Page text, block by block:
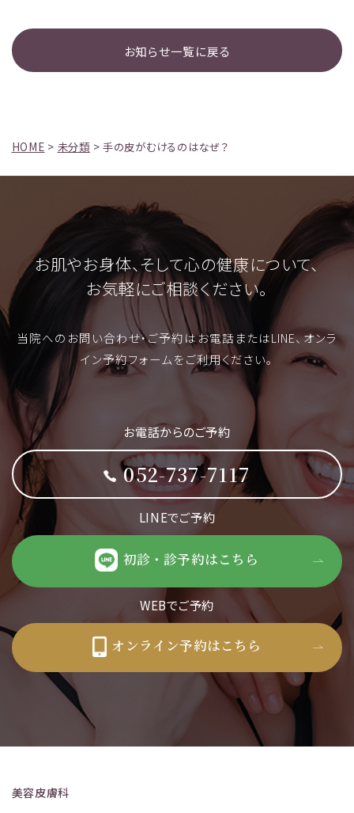
お知らせ一覧に戻る
HOME > 未分類 > 手の皮がむけるのはなぜ？
お肌やお身体、そして心の健康について、
お気軽にご相談ください。
当院へのお問い合わせ・ご予約はお電話またはLINE、オンラ
イン予約フォームをご利用ください。
お電話からのご予約
052-737-7117
LINEでご予約
初診・診予約はこちら
WEBでご予約
オンライン予約はこちら
美容皮膚科